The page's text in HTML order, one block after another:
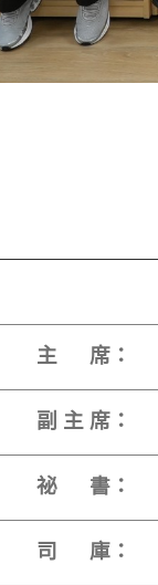
主 席：
副 主 席：
祕 書：
司 庫：